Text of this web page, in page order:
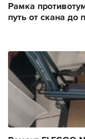
Рамка
путь от скана до